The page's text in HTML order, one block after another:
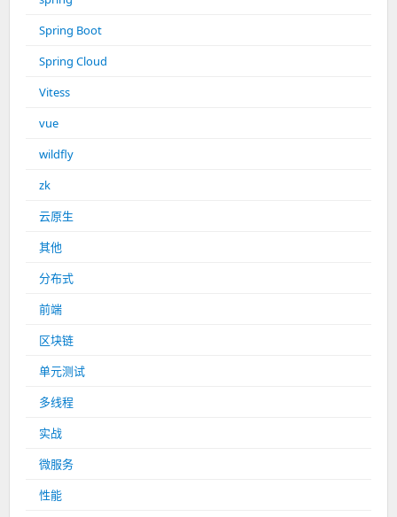
Spring Boot
Spring Cloud
Vitess
vue
wildfly
zk
云原生
其他
分布式
前端
区块链
单元测试
多线程
实战
微服务
性能